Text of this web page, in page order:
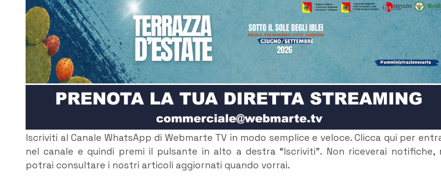
Iscriviti al Canale WhatsApp di Webmarte TV in modo semplice e veloce. Clicca qui per
nel canale e quindi premi il pulsante in alto a destra “Iscriviti”. Non riceverai notifiche,
potrai consultare i nostri articoli aggiornati quando vorrai.